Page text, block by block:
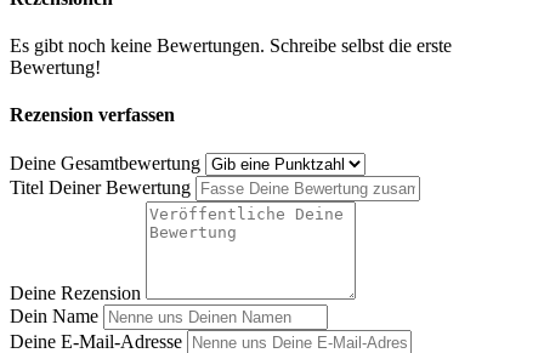
Es gibt noch keine Bewertungen. Schreibe selbst die erste
Bewertung!
Rezension verfassen
Deine Gesamtbewertung
Titel Deiner Bewertung
Deine Rezension
Dein Name
Deine E-Mail-Adresse